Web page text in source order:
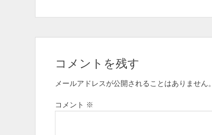
ビ
ゲ
シ
ョ
ン
コメントを残す
メールアドレスが公開されることはありません。
コメント ※